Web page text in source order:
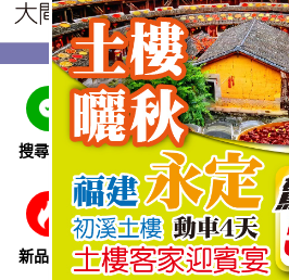
搜尋線路 跨省巴士 即時特惠
新品推介 季節限定 溫泉養生